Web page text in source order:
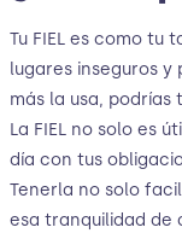
Tu FIEL es como tu
lugares inseguros y
más la usa,
La FIEL no solo es
día con tus
Tenerla no solo
esa tranquilidad de